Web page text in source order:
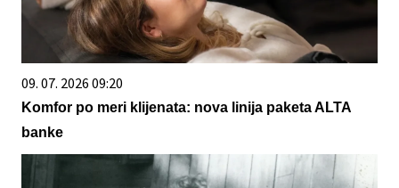
09. 07. 2026 09:20
Komfor po meri klijenata: nova linija paketa ALTA
banke